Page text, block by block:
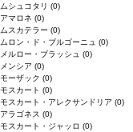
ムシュコタリ (0)
アマロネ (0)
ムスカテラー (0)
ムロン・ド・ブルゴーニュ (0)
メルロー・ブラッシュ (0)
メンシア (0)
モーザック (0)
モスカート (0)
モスカート・アレクサンドリア (0)
アラゴネス (0)
モスカート・ジャッロ (0)